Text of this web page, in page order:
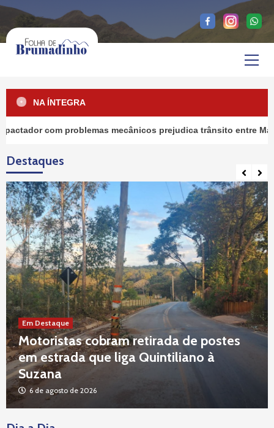
Skip
content
NA ÍNTEGRA
problemas mecânicos prejudica trânsito entre Marques e
Destaques
Em Destaque
Motoristas cobram retirada de postes
em estrada que liga Quintiliano à
Suzana
6 de agosto de 2026
3
Tragédia VALE
Decisão do STJ rejeita recursos que
buscavam paralisar processo contra
responsáveis por tragédia